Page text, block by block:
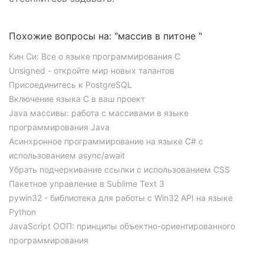
Похожие вопросы на: "массив в питоне "
Кин Си: Все о языке программирования C
Unsigned - откройте мир новых талантов
Присоединитесь к PostgreSQL
Включение языка C в ваш проект
Java массивы: работа с массивами в языке
программирования Java
Асинхронное программирование на языке C# с
использованием async/await
Убрать подчеркивание ссылки с использованием CSS
Пакетное управление в Sublime Text 3
pywin32 - библиотека для работы с Win32 API на языке
Python
JavaScript ООП: принципы объектно-ориентированного
программирования